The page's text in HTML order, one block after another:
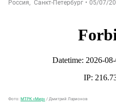
Россия, Санкт-Петербург • 05/07/
Фото: МТРК «Мир» / Дмитрий Ларионов